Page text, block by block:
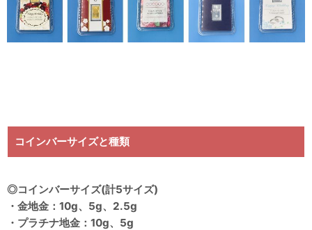
コインバーサイズと種類
◎コインバーサイズ(計5サイズ)
・金地金：10g、5g、2.5g
・プラチナ地金：10g、5g